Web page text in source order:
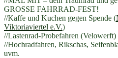
GROSSE FAHRRAD-FEST!
//Kaffe und Kuchen gegen Spende (
Viktoriaviertel e.V.)
//Lastenrad-Probefahren (Velowerft)
//Hochradfahren, Rikschas,
uvm.